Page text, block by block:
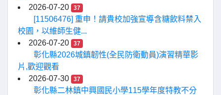
2026-07-20
37
[11506476] 重申！請貴校加強宣導含糖飲料禁入
校園，以維師生健...
2026-07-20
37
彰化縣2026城鎮韌性(全民防衛動員)演習精華影
片,歡迎觀看
2026-07-30
37
彰化縣二林鎮中興國民小學115學年度特教不分